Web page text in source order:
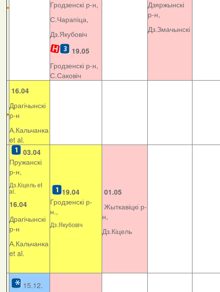
Гродзенскі р-н,
С.Чарапіца,
Дз.Якубовіч
19.05
Гродзенскі р-н,
С.Саковіч
Дзяржынскі
р-н,
Дз.Змачынскі
16.04
Драгічынскі
р-н
А.Кальчанка
et al.
03.04
Пружанскі
р-н,
Дз.Кіцель et
al.
16.04
Драгічынскі
р-н
А.Кальчанка
et al.
19.04
Гродзенскі р-
н.,
Дз.Якубовіч
01.05
Жыткавіцкі р-
н,
Дз.Кіцель
15.12.